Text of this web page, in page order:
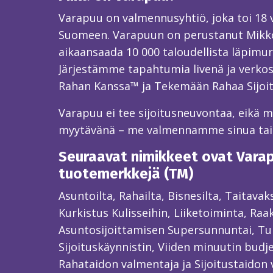
Varapuu on valmennusyhtiö, joka toi
Suomeen. Varapuun on perustanut
aikaansaada 10 000 taloudellista
Järjestämme tapahtumia livenä ja
Rahan Kanssa™ ja Tekemään Rahaa
Varapuu ei tee sijoitusneuvontaa, eikä
myytävänä – me valmennamme sinua
Seuraavat nimikkeet ovat
tuotemerkkejä (TM)
Asuntoilta, Rahailta, Bisnesilta,
Kurkistus Kulisseihin, Liiketoiminta,
Asuntosijoittamisen Supersunnuntai,
Sijoituskäynnistin, Viiden minuutin
Rahataidon valmentaja ja Sijoitustaidon